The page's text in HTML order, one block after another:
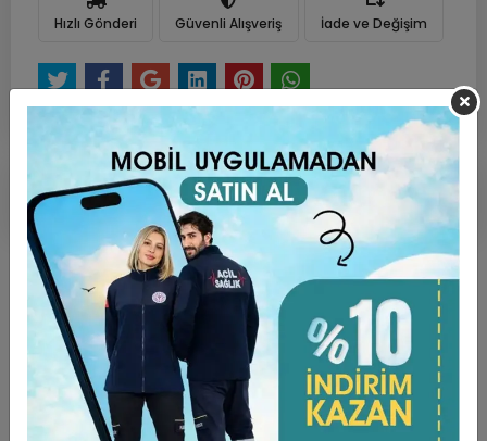
Hızlı Gönderi Güvenli Alışveriş İade ve Değişim
Ürün Açıklaması Garanti ve Teslimat
Taksit Seçenekleri Yorumlar
ÜRÜN ÖZELLİKLERİ ;